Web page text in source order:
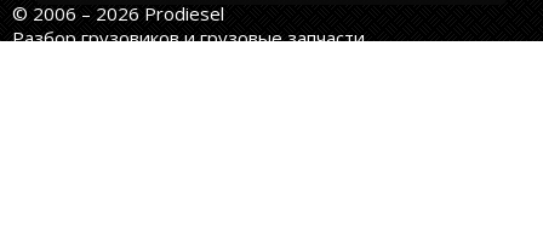
© 2006 – 2026 Prodiesel
Разбор грузовиков и грузовые запчасти